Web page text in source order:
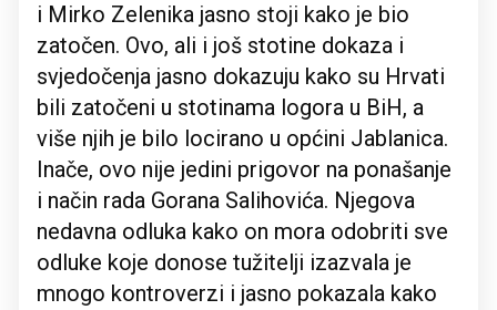
i Mirko Zelenika jasno stoji kako je bio
zatočen. Ovo, ali i još stotine dokaza i
svjedočenja jasno dokazuju kako su Hrvati
bili zatočeni u stotinama logora u BiH, a
više njih je bilo locirano u općini Jablanica.
Inače, ovo nije jedini prigovor na ponašanje
i način rada Gorana Salihovića. Njegova
nedavna odluka kako on mora odobriti sve
odluke koje donose tužitelji izazvala je
mnogo kontroverzi i jasno pokazala kako